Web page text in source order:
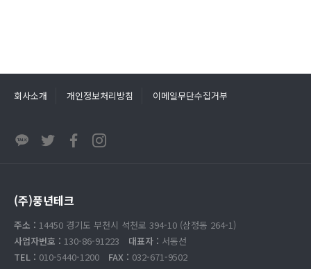
회사소개 개인정보처리방침 이메일무단수집거부
(주)풍년테크
주소 : 14450 경기도 부천시 석천로 394-10 (삼정동 264-1)
사업자번호 : 130-86-91223 대표자 : 서동선
TEL : 010-5440-1200 FAX : 032-671-9502